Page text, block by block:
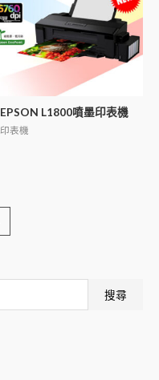
搜尋
EPSON L1800噴墨印表機
印表機